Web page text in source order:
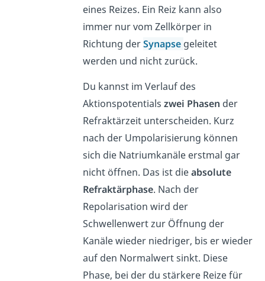
eines Reizes. Ein Reiz kann also
immer nur vom Zellkörper in
Richtung derSynapse geleitet
werden und nicht zurück.
Du kannst im Verlauf des
Aktionspotentials zwei Phasen der
Refraktärzeit unterscheiden. Kurz
nach der Umpolarisierung können
sich die Natriumkanäle erstmal gar
nicht öffnen. Das ist dieabsolute
Refraktärphase. Nach der
Repolarisation wird der
Schwellenwert zur Öffnung der
Kanäle wieder niedriger, bis er wieder
auf den Normalwert sinkt. Diese
Phase, bei der du stärkere Reize für